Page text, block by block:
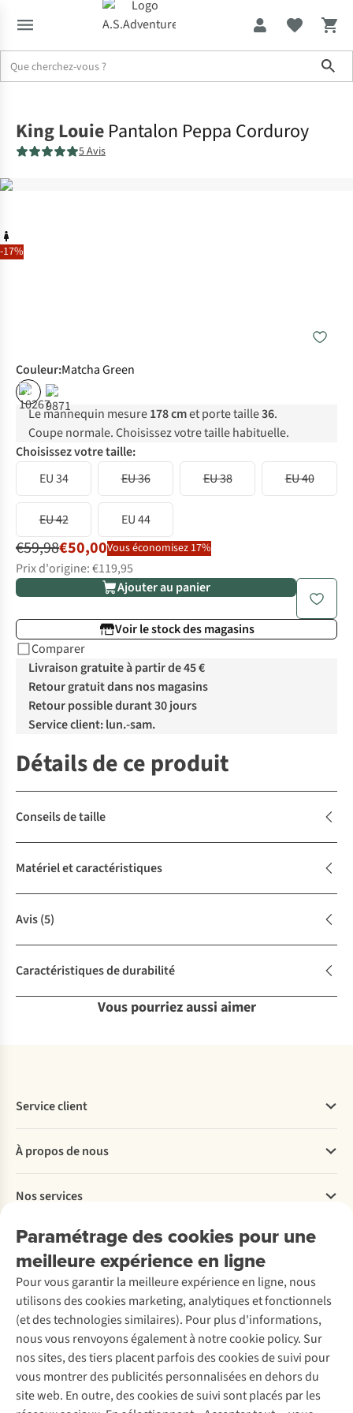
-17%
King Louie Pantalon Peppa Corduroy
5 Avis
Couleur:Matcha Green
% %
Le mannequin mesure178 cmet porte taille36.
Coupe normale. Choisissez votre taille habituelle.
Choisissez votre taille:
EU 34
EU 36 EU 38 EU 40
EU 42 EU 44
€59,98€50,00Vous économisez 17%
Prix d'origine: €119,95
Ajouter au panier
Voir le stock des magasins
Comparer
Livraison gratuite à partir de 45 €
Retour gratuit dans nos magasins
Retour possible durant 30 jours
Service client: lun.-sam.
Détails de ce produit
Conseils de taille
Matériel et caractéristiques
Avis(5)
Caractéristiques de durabilité
Vous pourriez aussi aimer
Paramétrage des cookies pour une
meilleure expérience en ligne
Pour vous garantir la meilleure expérience en ligne, nous
utilisons des cookies marketing, analytiques et fonctionnels
(et des technologies similaires). Pour plus d'informations,
nous vous renvoyons également à notre cookie policy. Sur
nos sites, des tiers placent parfois des cookies de suivi pour
vous montrer des publicités personnalisées en dehors du
site web. En outre, des cookies de suivi sont placés par les
Service client
Commander
Payer
Livraison
Rétractation d'une commande
Entretien & réparations
Garantie
Contactez-nous
À propos de nous
Explore More
À propos d’Ayacucho
Nos magasins
À propos d’A.S.Adventure
Déclaration d'accessibilité
Nos services
Location / Location sports d’hiver
Entretien de ski
Service de lavage
Entretien de chaussures
Réparation de chaussures
Réparation de vêtements
Retouches
Pour les entreprises
Découvrez
A.S.Magazine
Explore Camp
Gear Check
Expertise & conseils
Abonnez-vous à la newsletter
Suivez-nous